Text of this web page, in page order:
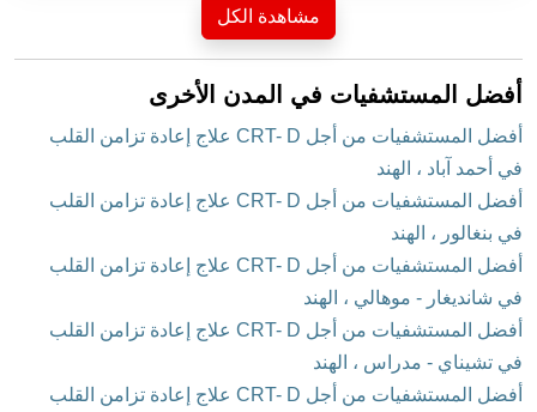
مشاهدة الكل
أفضل المستشفيات في المدن الأخرى
أفضل المستشفيات من أجل CRT- D علاج إعادة تزامن القلب
في أحمد آباد ، الهند
أفضل المستشفيات من أجل CRT- D علاج إعادة تزامن القلب
في بنغالور ، الهند
أفضل المستشفيات من أجل CRT- D علاج إعادة تزامن القلب
في شانديغار - موهالي ، الهند
أفضل المستشفيات من أجل CRT- D علاج إعادة تزامن القلب
في تشيناي - مدراس ، الهند
أفضل المستشفيات من أجل CRT- D علاج إعادة تزامن القلب